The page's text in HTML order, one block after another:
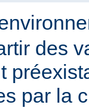
des
par la